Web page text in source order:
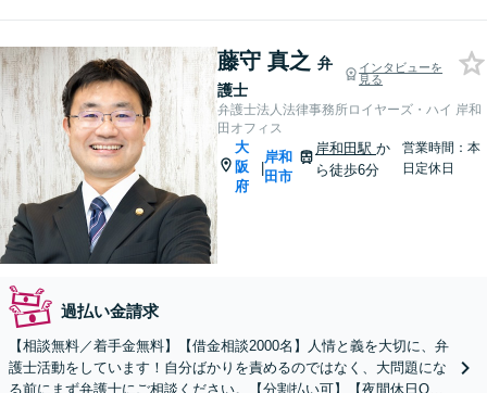
藤守 真之 弁
護士
インタビューを
見る
弁護士法人法律事務所ロイヤーズ・ハイ 岸和
田オフィス
大
阪
府
|
岸和
田市
岸和田駅か
ら徒歩6分
営業時間：本
日定休日
過払い金請求
【相談無料／着手金無料】【借金相談2000名】人情と義を大切に、弁
護士活動をしています！自分ばかりを責めるのではなく、大問題にな
る前にまず弁護士にご相談ください。【分割払い可】【夜間休日O